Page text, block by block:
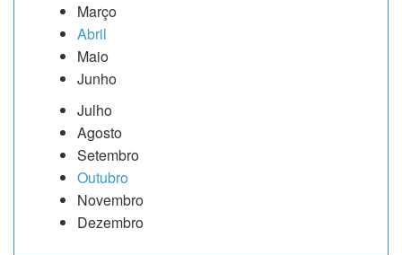
Março
Abril
Maio
Junho
Julho
Agosto
Setembro
Outubro
Novembro
Dezembro